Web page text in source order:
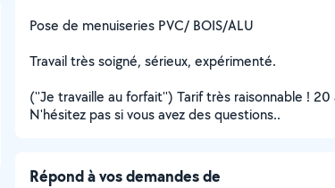
Pose de menuiseries PVC/ BOIS/ALU
Travail très soigné, sérieux, expérimenté.
(''Je travaille au forfait'') Tarif très raisonnable !
N'hésitez pas si vous avez des questions..
Répond à vos demandes de